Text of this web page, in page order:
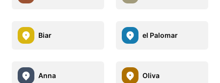
Biar el Palomar
Anna Oliva